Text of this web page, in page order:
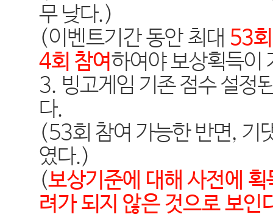
무 낮다.)
(이벤트기간 동안 최대 53
4회 참여하여야 보상획득이
3. 빙고게임 기존 점수 설정
다.
(53회 참여 가능한 반면, 기
였다.)
(보상기준에 대해 사전에
려가 되지 않은 것으로 보인